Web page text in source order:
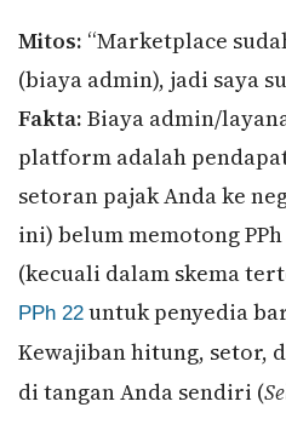
Mitos: “Marketplace
(biaya admin), jadi saya
Fakta: Biaya admin/
platform adalah
setoran pajak Anda ke
ini) belum memotong
(kecuali dalam skema
PPh 22 untuk penyedia
Kewajiban hitung, setor,
di tangan Anda sendiri (